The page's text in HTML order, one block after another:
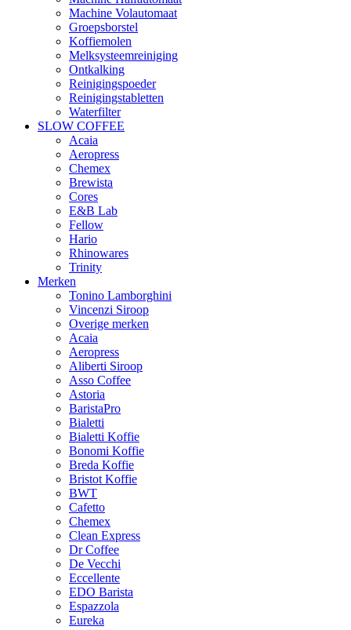
Machine Volautomaat
Groepsborstel
Koffiemolen
Melksysteemreiniging
Ontkalking
Reinigingspoeder
Reinigingstabletten
Waterfilter
SLOW COFFEE
Acaia
Aeropress
Chemex
Brewista
Cores
E&B Lab
Fellow
Hario
Rhinowares
Trinity
Merken
Tonino Lamborghini
Vincenzi Siroop
Overige merken
Acaia
Aeropress
Aliberti Siroop
Asso Coffee
Astoria
BaristaPro
Bialetti
Bialetti Koffie
Bonomi Koffie
Breda Koffie
Bristot Koffie
BWT
Cafetto
Chemex
Clean Express
Dr Coffee
De Vecchi
Eccellente
EDO Barista
Espazzola
Eureka